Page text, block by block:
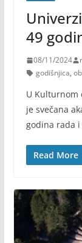
49
08/11/2024
godišnjica,
U Kulturnom
je svečana
godina rada
Read More